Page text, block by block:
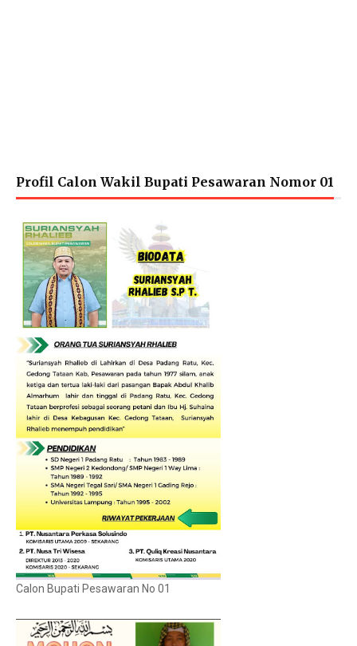
Profil Calon Wakil Bupati Pesawaran Nomor 01
Calon Bupati Pesawaran No 01